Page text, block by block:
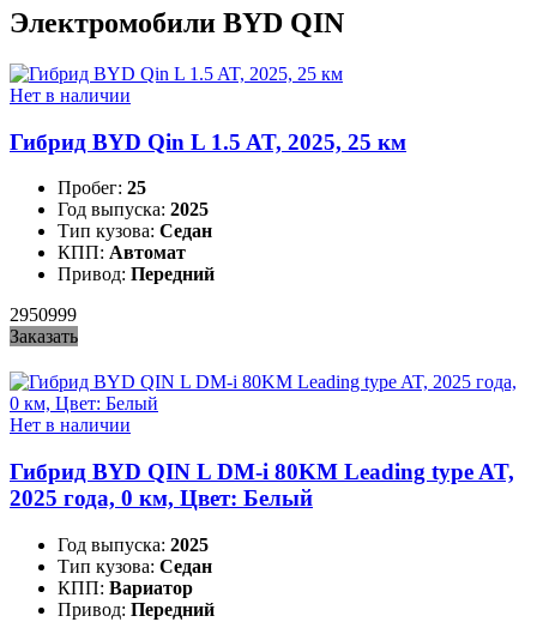
Электромобили BYD QIN
Нет в наличии
Гибрид BYD Qin L 1.5 AT, 2025, 25 км
Пробег: 25
Год выпуска: 2025
Тип кузова: Седан
КПП: Автомат
Привод: Передний
2950999
Заказать
Нет в наличии
Гибрид BYD QIN L DM-i 80KM Leading type AT,
2025 года, 0 км, Цвет: Белый
Год выпуска: 2025
Тип кузова: Седан
КПП: Вариатор
Привод: Передний